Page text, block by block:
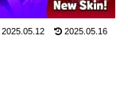
2025.05.12 2025.05.16